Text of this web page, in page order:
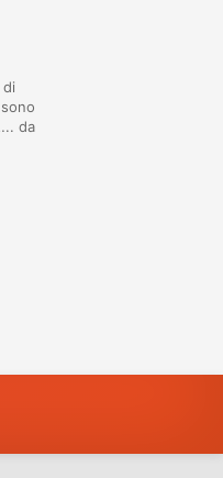
da